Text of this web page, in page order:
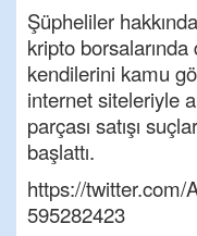
Şüpheliler
kripto borsalarında
kendilerini kamu
internet siteleriyle
parçası satışı
başlattı.
https://twitter.com/
595282423